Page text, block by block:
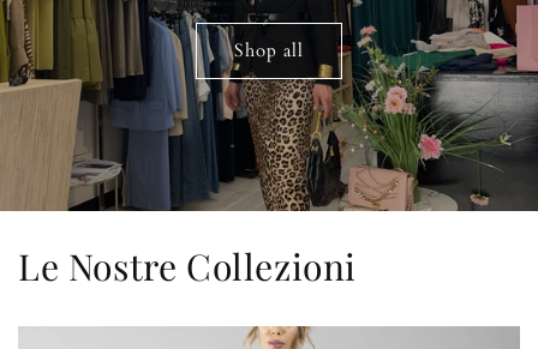
Shop all
Le Nostre Collezioni